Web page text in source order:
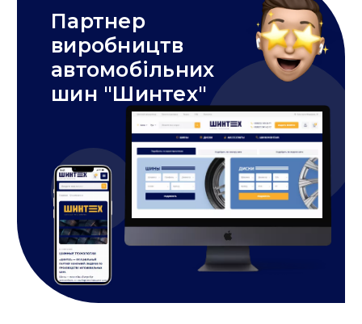
Партнер
виробництв
автомобільних
шин "Шинтех"